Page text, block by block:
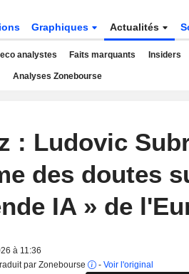
Graphiques Actualités
analystes Faits marquants Insiders
Analyses Zonebourse
: Ludovic
des doutes
IA » de
à 11:36
par Zonebourse
- Voir l'original